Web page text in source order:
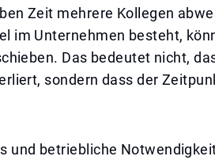
Zeit mehrere Kollegen
im Unternehmen besteht,
Das bedeutet nicht,
sondern dass der
und betriebliche